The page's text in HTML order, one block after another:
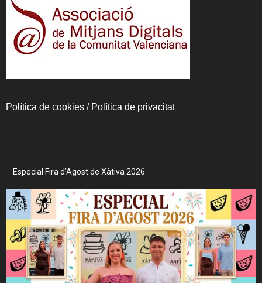
Política de cookies / Política de privacitat
Especial Fira d’Agost de Xàtiva 2026